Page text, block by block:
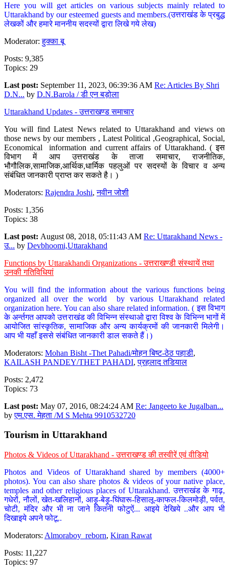
Here you will get articles on various subjects mainly related to
Uttarakhand by our esteemed guests and members.(उत्तराखंड के प्रबुद्ध
लेखकों और हमारे माननीय सदस्यों द्वारा लिखे गये लेख)
Moderator:हुक्का बू
Posts: 9,385
Topics: 29
Last post: September 11, 2023, 06:39:36 AM Re: Articles By Shri
D.N... by D.N.Barola / डी एन बड़ोला
Uttarakhand Updates - उत्तराखण्ड समाचार
You will find Latest News related to Uttarakhand and views on
those news by our members , Latest Political ,Geographical, Social,
Economical information and current affairs of Uttarakhand. ( इस
विभाग में आप उत्तराखंड के ताजा समाचार, राजनीतिक,
भौगौलिक,सामाजिक,आर्थिक,धार्मिक पहलुओं पर सदस्यों के विचार व अन्य
संबंधित जानकारी प्राप्त कर सकते है। )
Moderators: Rajendra Joshi,नवीन जोशी
Posts: 1,356
Topics: 38
Last post: August 08, 2018, 05:11:43 AM Re: Uttarakhand News -
उ... by Devbhoomi,Uttarakhand
Functions by Uttarakhandi Organizations - उत्तराखण्डी संस्थायें तथा
उनकी गतिविधियां
You will find the information about the various functions being
organized all over the world by various Uttarakhand related
organization here. You can also share related information. ( इस विभाग
के अर्न्तगत आपको उत्तराखंड की विभिन्न संस्थाओ द्वारा विश्व के विभिन्न भागों में
आयोजित सांस्कृतिक, सामाजिक और अन्य कार्यक्रमों की जानकारी मिलेगी।
आप भी यहाँ इससे संबंधित जानकारी डाल सकते हैं।)
Moderators: Mohan Bisht -Thet Pahadi/मोहन बिष्ट-ठेठ पहाडी,
KAILASH PANDEY/THET PAHADI,प्रहलाद तडियाल
Posts: 2,472
Topics: 73
Last post: May 07, 2016, 08:24:24 AM Re: Jangeeto ke Jugalban...
byएम.एस. मेहता /M S Mehta 9910532720
Tourism in Uttarakhand
Photos & Videos of Uttarakhand - उत्तराखण्ड की तस्वीरें एवं वीडियो
Photos and Videos of Uttarakhand shared by members (4000+
photos). You can also share photos & videos of your native place,
temples and other religious places of Uttarakhand. उत्तराखंड के गाढ़,
गधेरों, नौलों, खेत-खलिहानों, आड़ू-बेड़ू-घिंघारू-हिसालू-काफल-किलमोड़ी, पर्वत,
चोटी, मंदिर और भी ना जाने कितनी फोटुऐं... आइये देखिये ..और आप भी
दिखाइये अपने फोटू..
Moderators: Almoraboy_reborn, Kiran Rawat
Posts: 11,227
Topics: 97